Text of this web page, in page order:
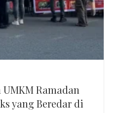
Ramadan
yang Beredar di